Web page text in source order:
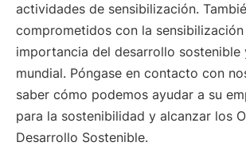
actividades de sensibilización.
comprometidos con la
importancia del desarrollo sostenible
mundial. Póngase en contacto con
saber cómo podemos ayudar a su
para la sostenibilidad y alcanzar los
Desarrollo Sostenible.